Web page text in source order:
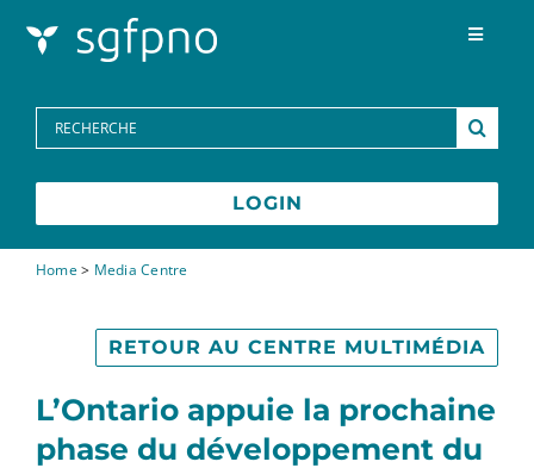
Toggle
FAQs
Contactez-nous
Search
for:
LOGIN
Home> Media Centre
L’Ontario appuie la prochaine
phase du développement du
RETOUR AU CENTRE MULTIMÉDIA